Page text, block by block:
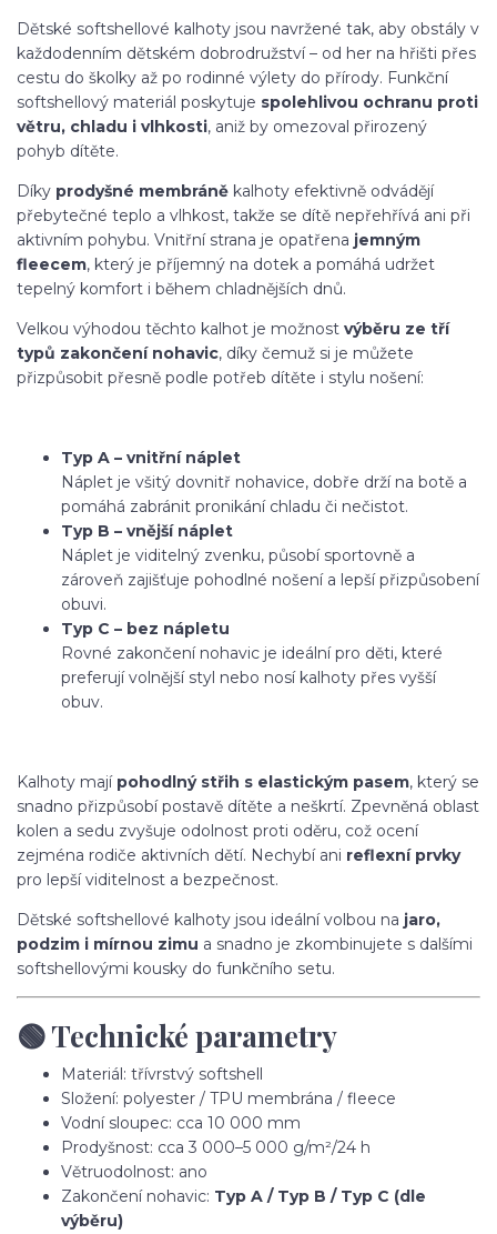
Dětské softshellové kalhoty jsou navržené tak, aby obstály v
každodenním dětském dobrodružství – od her na hřišti přes
cestu do školky až po rodinné výlety do přírody. Funkční
softshellový materiál poskytuje spolehlivou ochranu proti
větru, chladu i vlhkosti, aniž by omezoval přirozený
pohyb dítěte.
Díky prodyšné membráně kalhoty efektivně odvádějí
přebytečné teplo a vlhkost, takže se dítě nepřehřívá ani při
aktivním pohybu. Vnitřní strana je opatřena jemným
fleecem, který je příjemný na dotek a pomáhá udržet
tepelný komfort i během chladnějších dnů.
Velkou výhodou těchto kalhot je možnost výběru ze tří
typů zakončení nohavic, díky čemuž si je můžete
přizpůsobit přesně podle potřeb dítěte i stylu nošení:
Typ A – vnitřní náplet
Náplet je všitý dovnitř nohavice, dobře drží na botě a
pomáhá zabránit pronikání chladu či nečistot.
Typ B – vnější náplet
Náplet je viditelný zvenku, působí sportovně a
zároveň zajišťuje pohodlné nošení a lepší přizpůsobení
obuvi.
Typ C – bez nápletu
Rovné zakončení nohavic je ideální pro děti, které
preferují volnější styl nebo nosí kalhoty přes vyšší
obuv.
Kalhoty mají pohodlný střih s elastickým pasem, který se
snadno přizpůsobí postavě dítěte a neškrtí. Zpevněná oblast
kolen a sedu zvyšuje odolnost proti oděru, což ocení
zejména rodiče aktivních dětí. Nechybí ani reflexní prvky
pro lepší viditelnost a bezpečnost.
Dětské softshellové kalhoty jsou ideální volbou na jaro,
podzim i mírnou zimu a snadno je zkombinujete s dalšími
softshellovými kousky do funkčního setu.
🟢 Technické parametry
Materiál: třívrstvý softshell
Složení: polyester / TPU membrána / fleece
Vodní sloupec: cca 10 000 mm
Prodyšnost: cca 3 000–5 000 g/m²/24 h
Větruodolnost: ano
Zakončení nohavic: Typ A / Typ B / Typ C (dle
výběru)